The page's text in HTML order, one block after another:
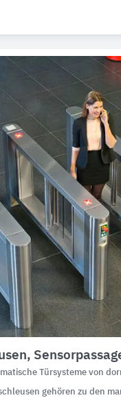
Türsysteme von
gehören zu den